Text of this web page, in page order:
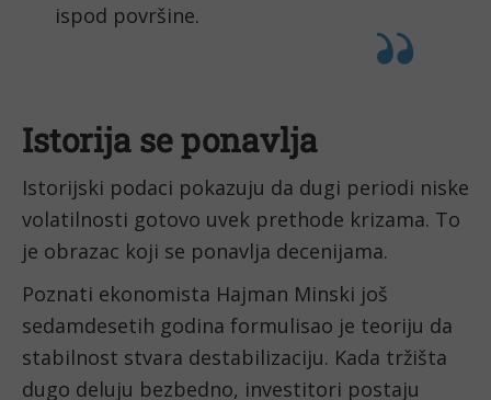
ispod površine.
Istorija se ponavlja
Istorijski podaci pokazuju da dugi periodi niske
volatilnosti gotovo uvek prethode krizama. To
je obrazac koji se ponavlja decenijama.
Poznati ekonomista Hajman Minski još
sedamdesetih godina formulisao je teoriju da
stabilnost stvara destabilizaciju. Kada tržišta
dugo deluju bezbedno, investitori postaju